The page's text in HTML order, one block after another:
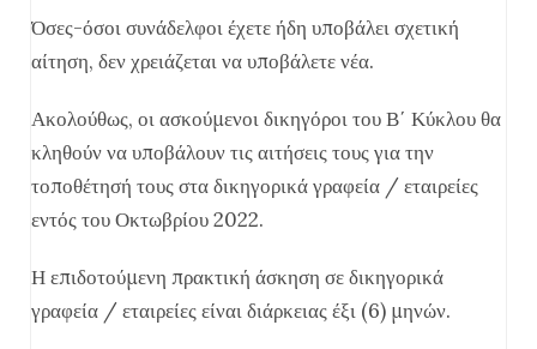
Όσες-όσοι συνάδελφοι έχετε ήδη υποβάλει σχετική
αίτηση, δεν χρειάζεται να υποβάλετε νέα.
Ακολούθως, οι ασκούμενοι δικηγόροι του Β΄ Κύκλου θα
κληθούν να υποβάλουν τις αιτήσεις τους για την
τοποθέτησή τους στα δικηγορικά γραφεία / εταιρείες
εντός του Οκτωβρίου 2022.
Η επιδοτούμενη πρακτική άσκηση σε δικηγορικά
γραφεία / εταιρείες είναι διάρκειας έξι (6) μηνών.